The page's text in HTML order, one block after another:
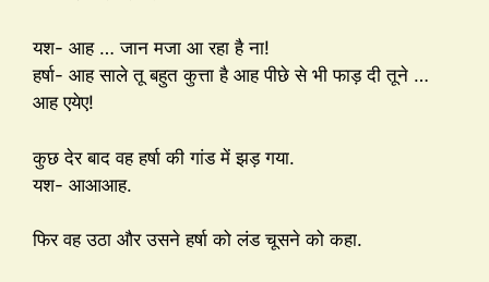
यश- आह … जान मजा आ रहा है ना!
हर्षा- आह साले तू बहुत कुत्ता है आह पीछे से भी फाड़ दी तूने …
आह एयेए!
कुछ देर बाद वह हर्षा की गांड में झड़ गया.
यश- आआआह.
फिर वह उठा और उसने हर्षा को लंड चूसने को कहा.